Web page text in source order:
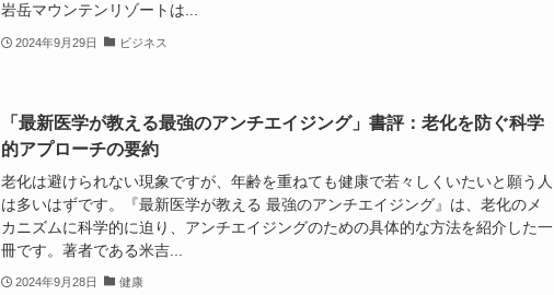
岩岳マウンテンリゾートは...
2024年9月29日 ビジネス
「最新医学が教える最強のアンチエイジング」書評：老化を防ぐ科学
的アプローチの要約
老化は避けられない現象ですが、年齢を重ねても健康で若々しくいたいと願う人
は多いはずです。『最新医学が教える 最強のアンチエイジング』は、老化のメ
カニズムに科学的に迫り、アンチエイジングのための具体的な方法を紹介した一
冊です。著者である米吉...
2024年9月28日 健康